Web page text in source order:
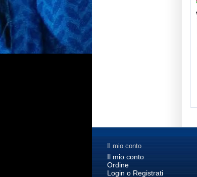
Il mio conto
Il mio conto
Ordine
Login o Registrati